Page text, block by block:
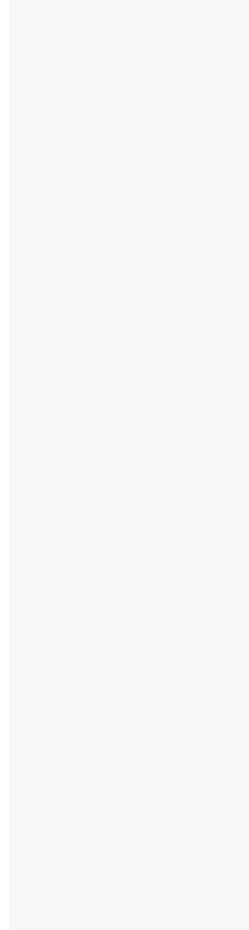
Для начала работы над
копии документов
опросник. Под
непосредственные
бенефициары, если
структуру, а также прочие
Для создания
корпоративные документы
Лица, обладающие
«регистрируемое
которое отвечает
«регистрируемое
лицо, являющееся
отвечающее одному
Условия для значительного
Лицо владеет прямо
выпущенных акций
акционерного
право на более чем
Лицо владеет прямо
Лицо владеет прямо
удалять большинство
Лицо имеет право
осуществляет
Лицо имеет право
осуществляет
деятельность траста
юридическим лицом,
удовлетворяют
данном своём